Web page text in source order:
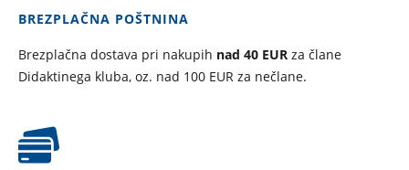
BREZPLAČNA POŠTNINA
Brezplačna dostava pri nakupih nad 40 EUR za člane
Didaktinega kluba, oz. nad 100 EUR za nečlane.